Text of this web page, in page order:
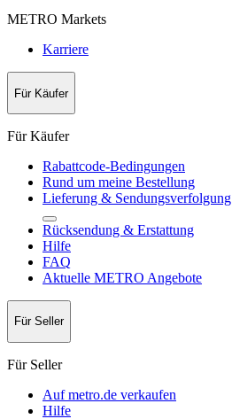
METRO Markets
Karriere
Für Käufer
Für Käufer
Rabattcode-Bedingungen
Rund um meine Bestellung
Lieferung & Sendungsverfolgung
Rücksendung & Erstattung
Hilfe
FAQ
Aktuelle METRO Angebote
Für Seller
Für Seller
Auf metro.de verkaufen
Hilfe